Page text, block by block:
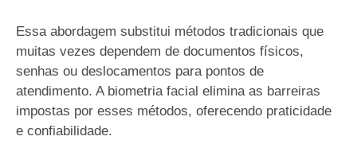
Essa abordagem substitui métodos tradicionais que
muitas vezes dependem de documentos físicos,
senhas ou deslocamentos para pontos de
atendimento. A biometria facial elimina as barreiras
impostas por esses métodos, oferecendo praticidade
e confiabilidade.